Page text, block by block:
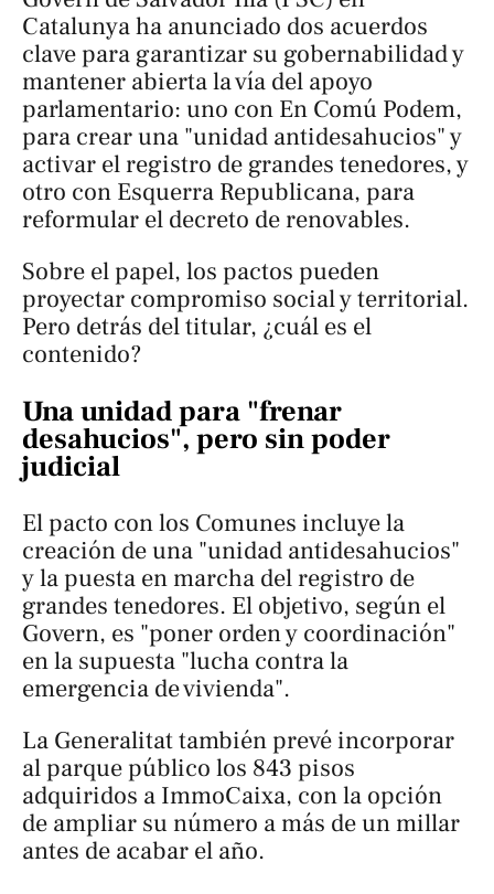
Catalunya ha anunciado dos acuerdos
clave para garantizar su gobernabilidad y
mantener abierta la vía del apoyo
parlamentario: uno con En Comú Podem,
para crear una "unidad antidesahucios" y
activar el registro de grandes tenedores, y
otro con Esquerra Republicana, para
reformular el decreto de renovables.
Sobre el papel, los pactos pueden
proyectar compromiso social y territorial.
Pero detrás del titular, ¿cuál es el
contenido?
Una unidad para "frenar
desahucios", pero sin poder
judicial
El pacto con los Comunes incluye la
creación de una "unidad antidesahucios"
y la puesta en marcha del registro de
grandes tenedores. El objetivo, según el
Govern, es "poner orden y coordinación"
en la supuesta "lucha contra la
emergencia de vivienda".
La Generalitat también prevé incorporar
al parque público los 843 pisos
adquiridos a ImmoCaixa, con la opción
de ampliar su número a más de un millar
antes de acabar el año.